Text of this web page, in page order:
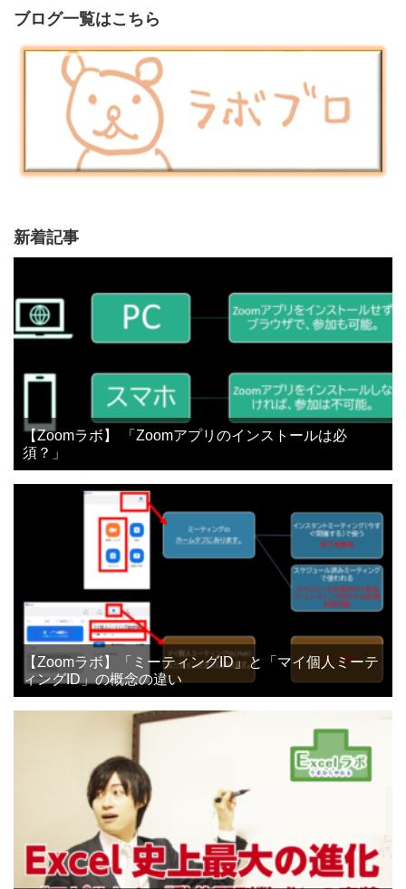
ブログ一覧はこちら
新着記事
【Zoomラボ】 「Zoomアプリのインストールは必
須？」
【Zoomラボ】「ミーティングID」と「マイ個人ミーテ
ィングID」の概念の違い